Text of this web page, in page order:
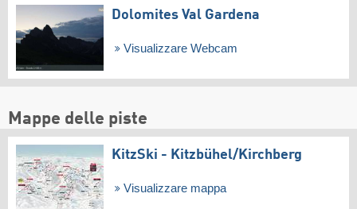
Dolomites Val Gardena
Visualizzare Webcam
Mappe delle piste
KitzSki - Kitzbühel/​Kirchberg
Visualizzare mappa